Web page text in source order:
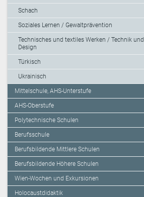
Schach
Soziales Lernen / Gewaltprävention
Technisches und textiles Werken / Technik und
Design
Türkisch
Ukrainisch
Mittelschule, AHS-Unterstufe
AHS-Oberstufe
Polytechnische Schulen
Berufsschule
Berufsbildende Mittlere Schulen
Berufsbildende Höhere Schulen
Wien-Wochen und Exkursionen
Holocaustdidaktik